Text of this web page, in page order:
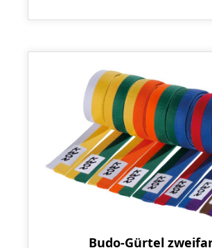
Budo-Gürtel